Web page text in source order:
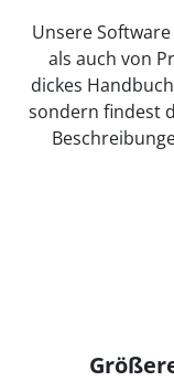
Unsere
als auch von
dickes
sondern findest